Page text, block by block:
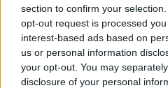
section to confirm your
opt-out request is processed
interest-based ads based on
us or personal information
your opt-out. You may
disclosure of your personal